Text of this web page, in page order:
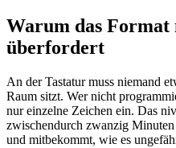
Warum das Format
überfordert
An der Tastatur muss niemand
Raum sitzt. Wer nicht
nur einzelne Zeichen ein. Das
zwischendurch zwanzig
und mitbekommt, wie es